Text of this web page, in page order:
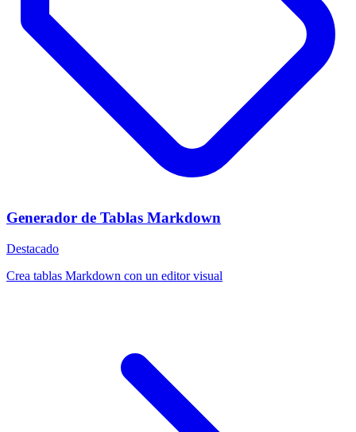
Generador de Tablas Markdown
Destacado
Crea tablas Markdown con un editor visual